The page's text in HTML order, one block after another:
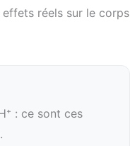
réels sur le corps
: ce sont ces